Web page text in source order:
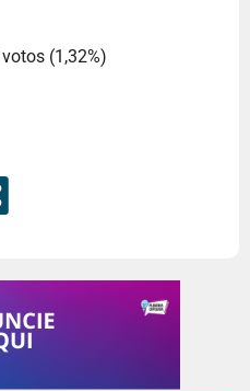
(1,32%)